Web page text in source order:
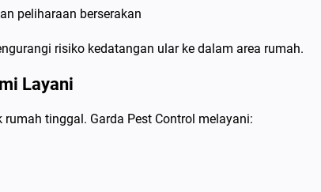
peliharaan berserakan
risiko kedatangan ular ke dalam area rumah.
Layani
tinggal. Garda Pest Control melayani: